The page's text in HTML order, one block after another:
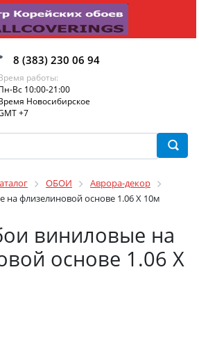
8 (383) 230 06 94
работы:
Вс 10:00-21:00
Новосибирское
+7
ОБОИ
Аврора-декор
на флизелиновой основе 1.06 X 10м
виниловые на
основе 1.06 X